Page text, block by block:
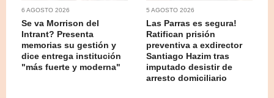
6 AGOSTO 2026
Se va Morrison del
Intrant? Presenta
memorias su gestión y
dice entrega institución
"más fuerte y moderna"
5 AGOSTO 2026
Las Parras es segura!
Ratifican prisión
preventiva a exdirector
Santiago Hazim tras
imputado desistir de
arresto domiciliario